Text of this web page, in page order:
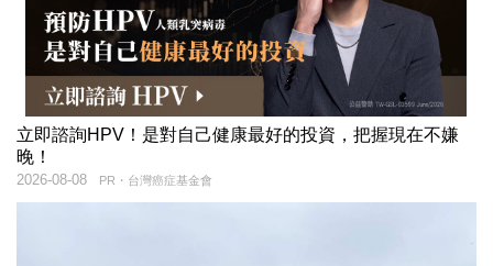
立即諮詢HPV！是對自己健康最好的投資，把握現在不嫌
晚！
PR・台灣癌症基金會
2026-08-08